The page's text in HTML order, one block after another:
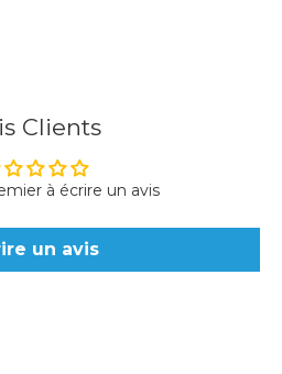
Clients
à écrire un avis
un avis